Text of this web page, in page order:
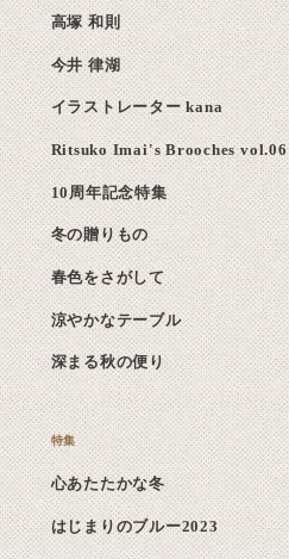
高塚 和則
今井 律湖
イラストレーター kana
Ritsuko Imai's Brooches vol.06
10周年記念特集
冬の贈りもの
春色をさがして
涼やかなテーブル
深まる秋の便り
心あたたかな冬
はじまりのブルー2023